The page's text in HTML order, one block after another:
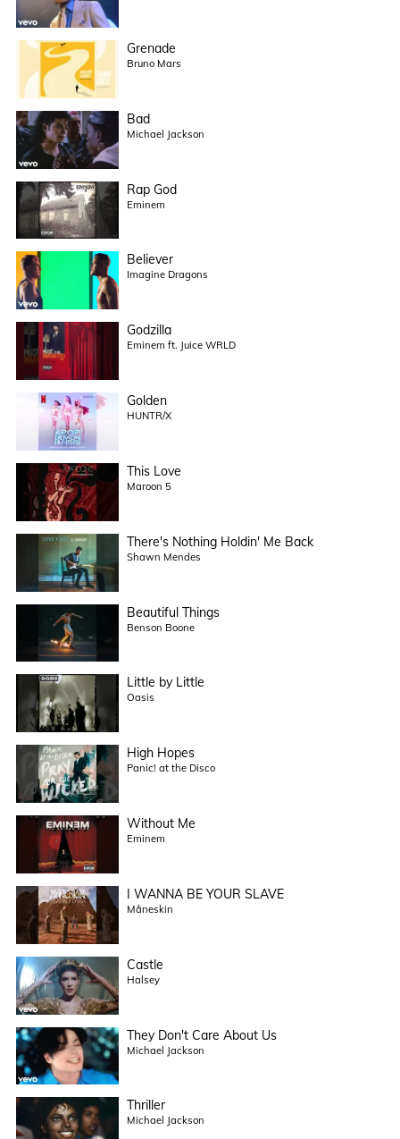
Grenade
Bruno Mars
Bad
Michael Jackson
Rap God
Eminem
Believer
Imagine Dragons
Godzilla
Eminem ft. Juice WRLD
Golden
HUNTR/X
This Love
Maroon 5
There's Nothing Holdin' Me Back
Shawn Mendes
Beautiful Things
Benson Boone
Little by Little
Oasis
High Hopes
Panic! at the Disco
Without Me
Eminem
I WANNA BE YOUR SLAVE
Måneskin
Castle
Halsey
They Don't Care About Us
Michael Jackson
Thriller
Michael Jackson